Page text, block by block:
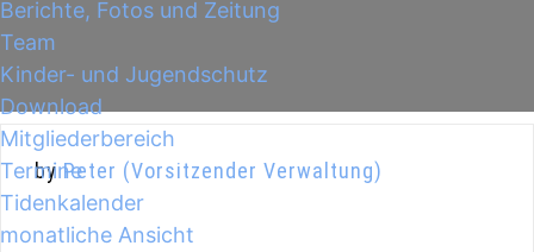
Berichte, Fotos und Zeitung
Team
Kinder- und Jugendschutz
Download
Mitgliederbereich
Termine
Tidenkalender
monatliche Ansicht
byPeter (Vorsitzender Verwaltung)